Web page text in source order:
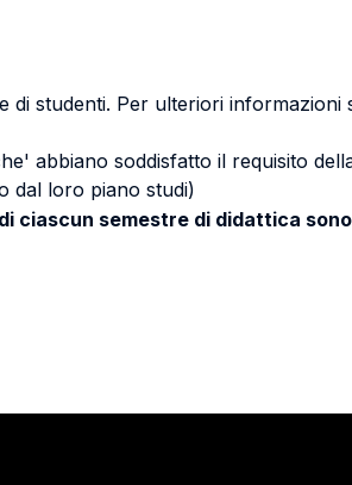
studenti. Per ulteriori informazioni
abbiano soddisfatto il requisito
dal loro piano studi)
ciascun semestre di didattica